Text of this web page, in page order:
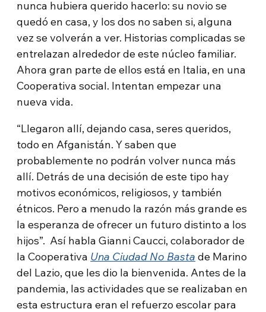
nunca hubiera querido hacerlo: su novio se
quedó en casa, y los dos no saben si, alguna
vez se volverán a ver. Historias complicadas se
entrelazan alrededor de este núcleo familiar.
Ahora gran parte de ellos está en Italia, en una
Cooperativa social. Intentan empezar una
nueva vida.
“Llegaron allí, dejando casa, seres queridos,
todo en Afganistán. Y saben que
probablemente no podrán volver nunca más
allí. Detrás de una decisión de este tipo hay
motivos económicos, religiosos, y también
étnicos. Pero a menudo la razón más grande es
la esperanza de ofrecer un futuro distinto a los
hijos”. Así habla Gianni Caucci, colaborador de
la Cooperativa Una Ciudad No Basta de Marino
del Lazio, que les dio la bienvenida. Antes de la
pandemia, las actividades que se realizaban en
esta estructura eran el refuerzo escolar para